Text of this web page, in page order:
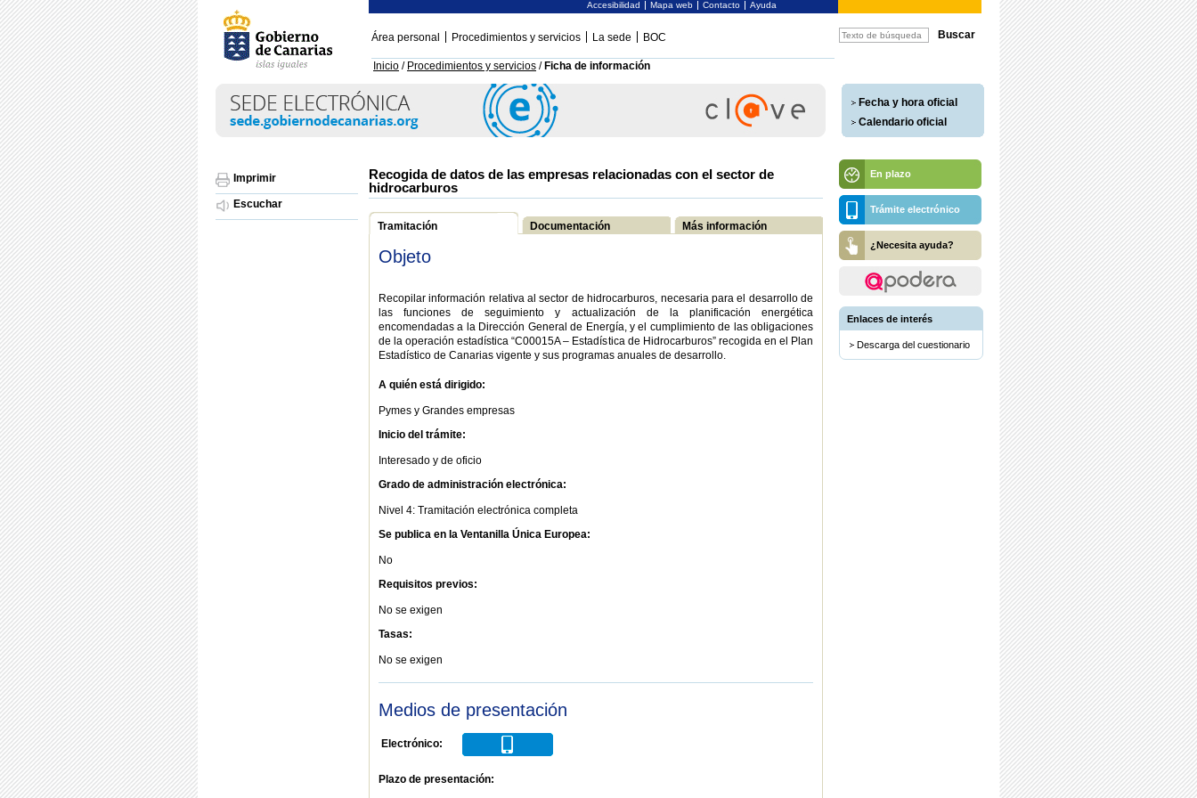
Accesibilidad Mapa web Contacto Ayuda
Área personal Procedimientos y servicios La sede BOC
Inicio / Procedimientos y servicios / Ficha de información
Fecha y hora oficial
Calendario oficial
Imprimir
Escuchar
Recogida de datos de las empresas relacionadas con el sector de
hidrocarburos
Tramitación Documentación Más información
Objeto
Recopilar información relativa al sector de hidrocarburos, necesaria para el desarrollo de
las funciones de seguimiento y actualización de la planificación energética
encomendadas a la Dirección General de Energía, y el cumplimiento de las obligaciones
de la operación estadística “C00015A – Estadística de Hidrocarburos” recogida en el Plan
Estadístico de Canarias vigente y sus programas anuales de desarrollo.
A quién está dirigido:
Pymes y Grandes empresas
Inicio del trámite:
Interesado y de oficio
Grado de administración electrónica:
Nivel 4: Tramitación electrónica completa
Se publica en la Ventanilla Única Europea:
No
Requisitos previos:
No se exigen
Tasas:
No se exigen
Medios de presentación
Electrónico:
Plazo de presentación:
En plazo
Trámite electrónico
¿Necesita ayuda?
Enlaces de interés
Descarga del cuestionario